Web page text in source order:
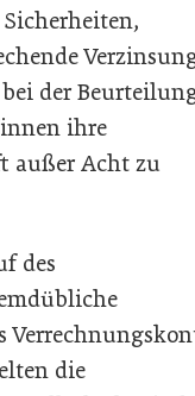
der
ihre
außer Acht zu
des
die